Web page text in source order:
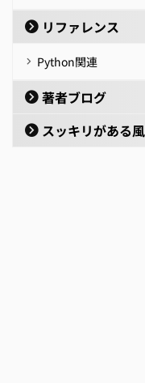
リファレンス
Python関連
著者ブログ
スッキリがある